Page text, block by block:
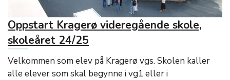
Oppstart Kragerø videregående skole,
skoleåret 24/25
Velkommen som elev på Kragerø vgs. Skolen kaller
alle elever som skal begynne i vg1 eller i